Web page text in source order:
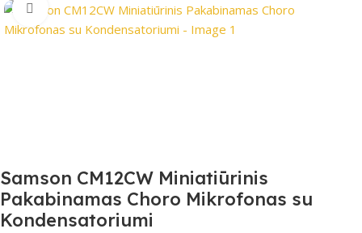
Spustelėkite, jei norite padidinti
Samson CM12CW Miniatiūrinis
Pakabinamas Choro Mikrofonas su
Kondensatoriumi